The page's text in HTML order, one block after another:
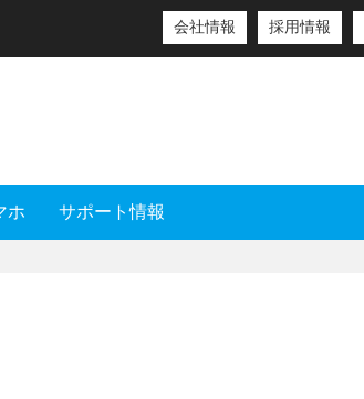
会社情報 採用情報
ホ サポート情報